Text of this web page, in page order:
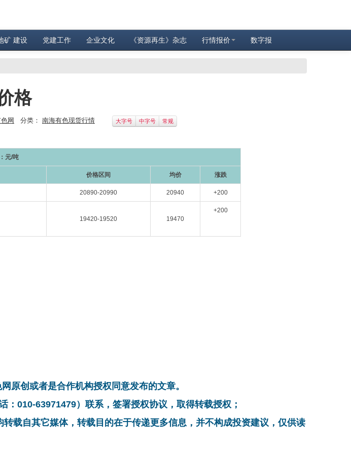
矿 建设 党建工作 企业文化 《资源再生》杂志 行情报价 数字报
格
网 分类： 南海有色现货行情 大字号 中字号 常规
元/吨
价格区间 均价 涨跌
20890-20990 20940 +200
19420-19520 19470
+200
原创或者是合作机构授权同意发布的文章。
010-63971479）联系，签署授权协议，取得转载授权；
载自其它媒体，转载目的在于传递更多信息，并不构成投资建议，仅供读